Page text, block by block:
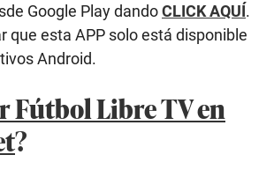
Google Play dandoCLICK AQUÍ.
que esta APP solo está disponible
Android.
Fútbol Libre TV en
?